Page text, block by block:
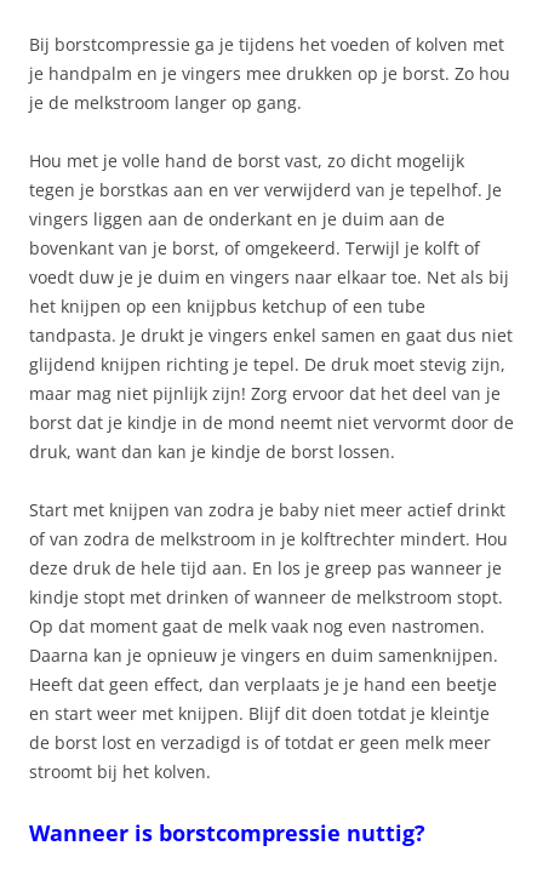
Bij borstcompressie ga je tijdens het voeden of kolven met
je handpalm en je vingers mee drukken op je borst. Zo hou
je de melkstroom langer op gang.
Hou met je volle hand de borst vast, zo dicht mogelijk
tegen je borstkas aan en ver verwijderd van je tepelhof. Je
vingers liggen aan de onderkant en je duim aan de
bovenkant van je borst, of omgekeerd. Terwijl je kolft of
voedt duw je je duim en vingers naar elkaar toe. Net als bij
het knijpen op een knijpbus ketchup of een tube
tandpasta. Je drukt je vingers enkel samen en gaat dus niet
glijdend knijpen richting je tepel. De druk moet stevig zijn,
maar mag niet pijnlijk zijn! Zorg ervoor dat het deel van je
borst dat je kindje in de mond neemt niet vervormt door de
druk, want dan kan je kindje de borst lossen.
Start met knijpen van zodra je baby niet meer actief drinkt
of van zodra de melkstroom in je kolftrechter mindert. Hou
deze druk de hele tijd aan. En los je greep pas wanneer je
kindje stopt met drinken of wanneer de melkstroom stopt.
Op dat moment gaat de melk vaak nog even nastromen.
Daarna kan je opnieuw je vingers en duim samenknijpen.
Heeft dat geen effect, dan verplaats je je hand een beetje
en start weer met knijpen. Blijf dit doen totdat je kleintje
de borst lost en verzadigd is of totdat er geen melk meer
stroomt bij het kolven.
Wanneer is borstcompressie nuttig?